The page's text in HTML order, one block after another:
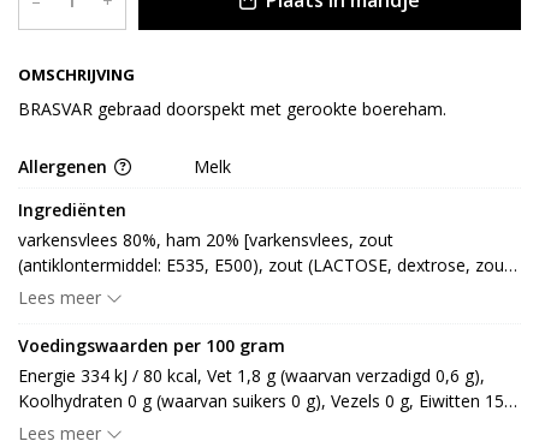
OMSCHRIJVING
BRASVAR gebraad doorspekt met gerookte boereham.
Allergenen
Melk
Ingrediënten
varkensvlees 80%, ham 20% [varkensvlees, zout
(antiklontermiddel: E535, E500), zout (LACTOSE, dextrose, zout,
sacharose, conserveermiddel: E252, zuurteregelaar: E301)]
Lees meer
Voedingswaarden per 100 gram
Energie 334 kJ / 80 kcal, Vet 1,8 g (waarvan verzadigd 0,6 g),
Koolhydraten 0 g (waarvan suikers 0 g), Vezels 0 g, Eiwitten 15,8
g, Zout 0,1 g.
Lees meer